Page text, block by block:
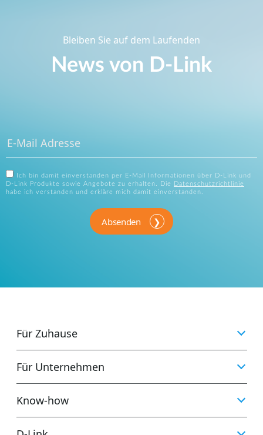
Bleiben Sie auf dem Laufenden
News von D‑Link
Ich bin damit einverstanden per E-Mail Informationen über D-Link und
D-Link Produkte sowie Angebote zu erhalten. Die
Datenschutzrichtlinie
habe ich verstanden und erkläre mich damit einverstanden.
Absenden
Für Zuhause
Für Unternehmen
Know-how